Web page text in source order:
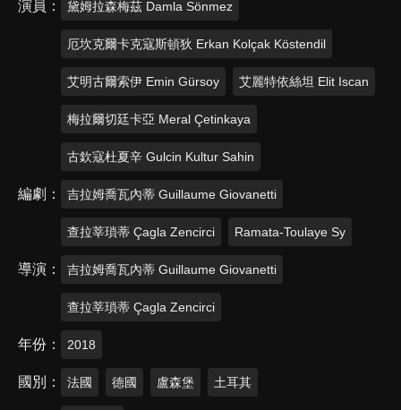
演員 黛姆拉森梅茲 Damla Sönmez
厄坎克爾卡克寇斯頓狄 Erkan Kolçak Köstendil
艾明古爾索伊 Emin Gürsoy 艾麗特依絲坦 Elit Iscan
梅拉爾切廷卡亞 Meral Çetinkaya
古欽寇杜夏辛 Gulcin Kultur Sahin
編劇 吉拉姆喬瓦內蒂 Guillaume Giovanetti
查拉莘瑣蒂 Çagla Zencirci Ramata-Toulaye Sy
導演 吉拉姆喬瓦內蒂 Guillaume Giovanetti
查拉莘瑣蒂 Çagla Zencirci
年份 2018
國別 法國 德國 盧森堡 土耳其